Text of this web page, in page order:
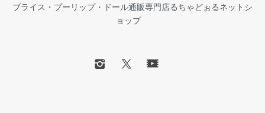
ブライス・プーリップ・ドール通販専門店るちゃどぉるネットシ
ョップ